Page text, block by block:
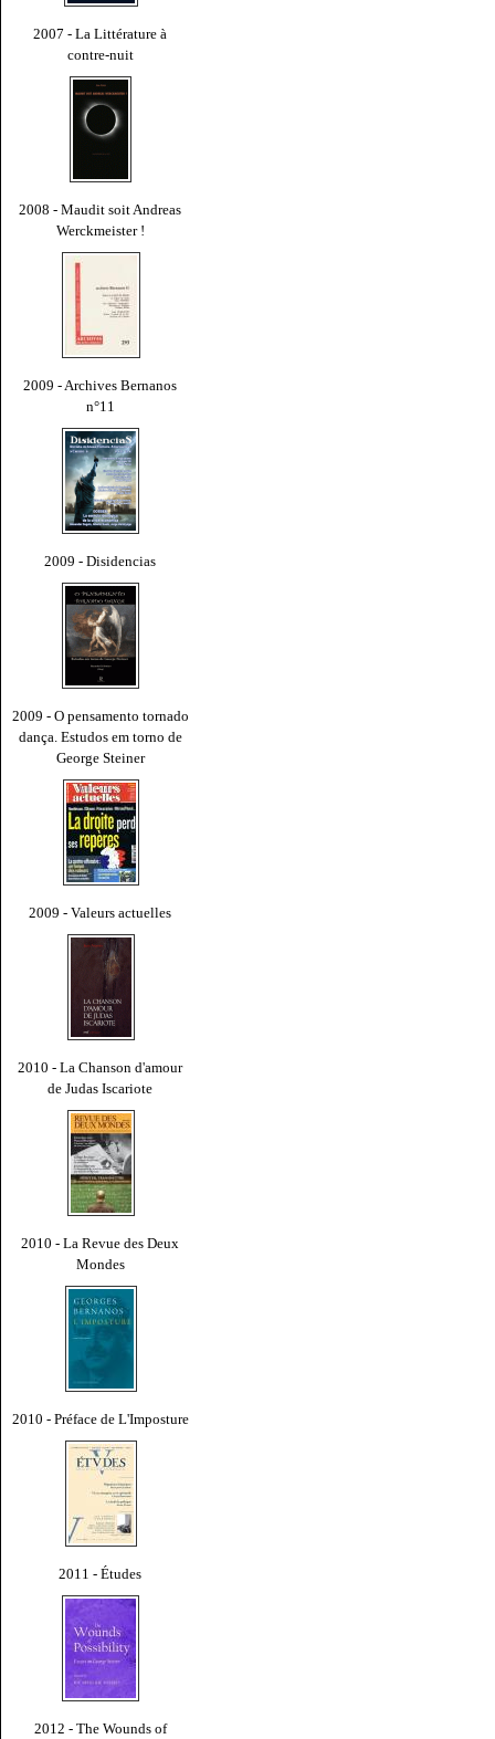
2007 - La Littérature à
contre-nuit
2008 - Maudit soit Andreas
Werckmeister !
2009 - Archives Bernanos
n°11
2009 - Disidencias
2009 - O pensamento tornado
dança. Estudos em torno de
George Steiner
2009 - Valeurs actuelles
2010 - La Chanson d'amour
de Judas Iscariote
2010 - La Revue des Deux
Mondes
2010 - Préface de L'Imposture
2011 - Études
2012 - The Wounds of